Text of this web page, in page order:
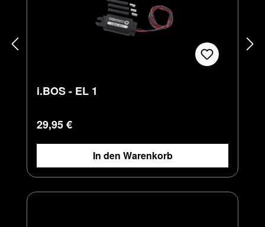
i.BOS - EL 1
Regulärer Preis:
29,95 €
In den Warenkorb